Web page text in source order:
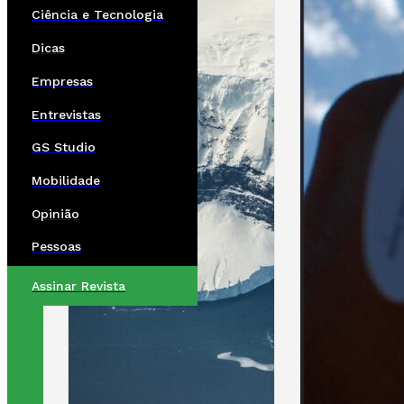
Ciência e Tecnologia
Dicas
Empresas
Entrevistas
GS Studio
Mobilidade
Opinião
Pessoas
Assinar Revista